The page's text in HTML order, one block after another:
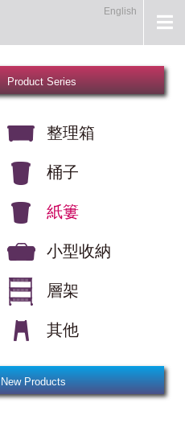
English
Product Series
整理箱
桶子
紙簍
小型收納
層架
其他
New Products